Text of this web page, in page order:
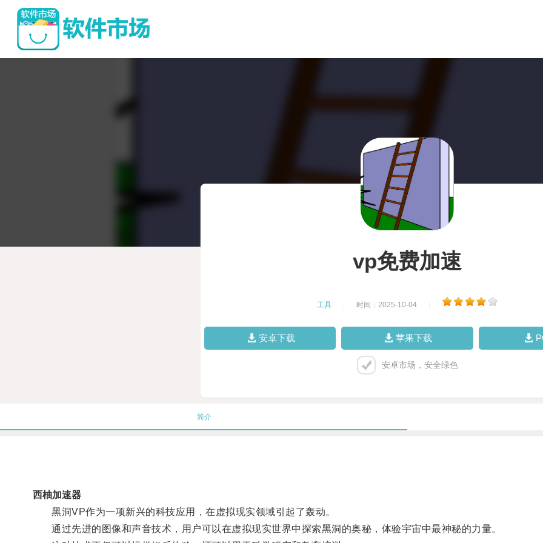
vp免费加速
工具 时间：2025-10-04
安卓下载 苹果下载
安卓市场，安全绿色
简介
西柚加速器
黑洞VP作为一项新兴的科技应用，在虚拟现实领域引起了轰动。
通过先进的图像和声音技术，用户可以在虚拟现实世界中探索黑洞的奥秘，体验宇宙中最神秘的力量。